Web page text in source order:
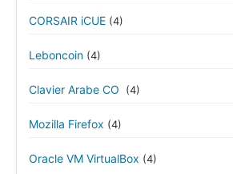
CORSAIR iCUE (4)
Leboncoin (4)
Clavier Arabe CO (4)
Mozilla Firefox (4)
Oracle VM VirtualBox (4)